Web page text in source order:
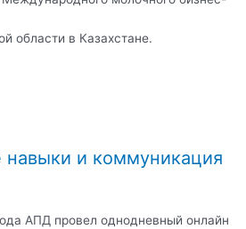
области в Казахстане.
навыки и коммуникация
АПД провел однодневный онлайн